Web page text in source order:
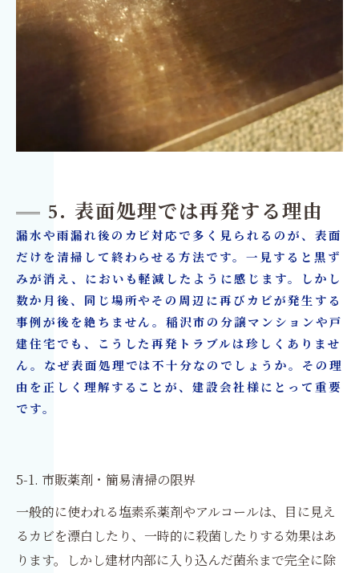
5. 表面処理では再発する理由
漏水や雨漏れ後のカビ対応で多く見られるのが、表面
だけを清掃して終わらせる方法です。一見すると黒ず
みが消え、においも軽減したように感じます。しかし
数か月後、同じ場所やその周辺に再びカビが発生する
事例が後を絶ちません。稲沢市の分譲マンションや戸
建住宅でも、こうした再発トラブルは珍しくありませ
ん。なぜ表面処理では不十分なのでしょうか。その理
由を正しく理解することが、建設会社様にとって重要
です。
5-1. 市販薬剤・簡易清掃の限界
一般的に使われる塩素系薬剤やアルコールは、目に見え
るカビを漂白したり、一時的に殺菌したりする効果はあ
ります。しかし建材内部に入り込んだ菌糸まで完全に除